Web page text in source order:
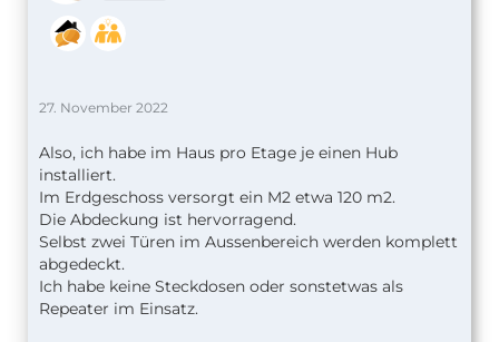
27. November 2022
Also, ich habe im Haus pro Etage je einen Hub
installiert.
Im Erdgeschoss versorgt ein M2 etwa 120 m2.
Die Abdeckung ist hervorragend.
Selbst zwei Türen im Aussenbereich werden komplett
abgedeckt.
Ich habe keine Steckdosen oder sonstetwas als
Repeater im Einsatz.